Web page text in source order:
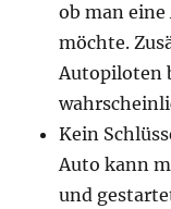
ob man
möchte.
Autopiloten
Kein
Auto kann
und